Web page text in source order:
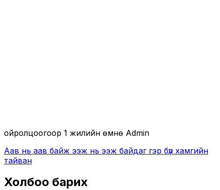
ойролцоогоор 1 жилийн өмнө Admin
Аав нь аав байж ээж нь ээж байдаг гэр бүл хамгийн
тайван
Холбоо барих